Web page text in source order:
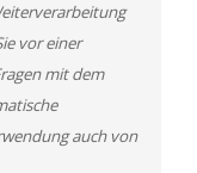
vor einer
mit dem
auch von